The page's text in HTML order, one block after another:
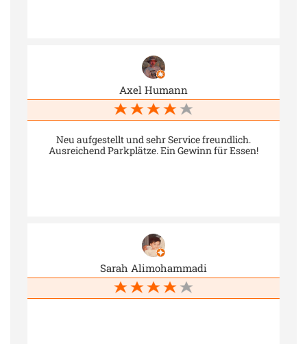
Axel Humann
Neu aufgestellt und sehr Service freundlich.
Ausreichend Parkplätze. Ein Gewinn für Essen!
Sarah Alimohammadi